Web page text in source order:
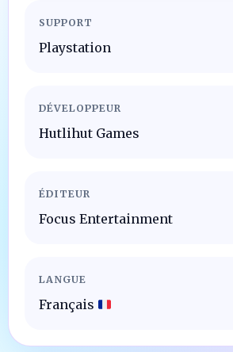
SUPPORT
Playstation
DÉVELOPPEUR
Hutlihut Games
ÉDITEUR
Focus Entertainment
LANGUE
Français